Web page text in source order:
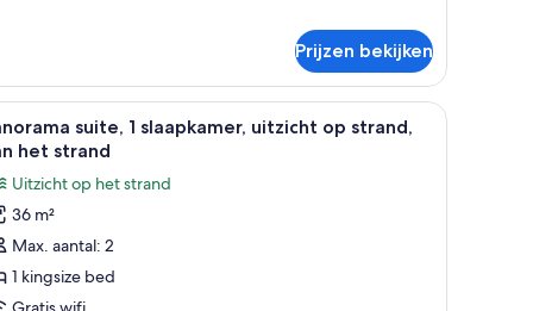
Prijzen bekijken
een raam.
een bed met wit en roze beddengoed, een nachtkastje met een lamp,
Een kamer met een blauwe bank, een
9
suite, 1 slaapkamer, uitzicht op strand,
het strand
Uitzicht op het strand
36 m²
Max. aantal: 2
1 kingsize bed